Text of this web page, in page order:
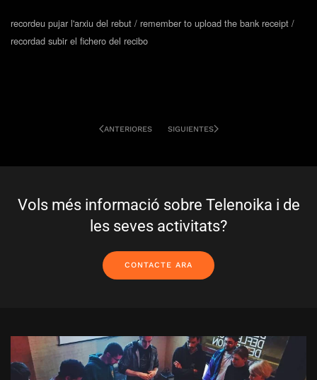
recordeu pujar l'arxiu del rebut / remember to upload the bank receipt /
recordad subir el fichero del recibo
ANTERIORES SIGUIENTES
Vols més informació sobre Telenoika i de
les seves activitats?
CONTACTE ARA